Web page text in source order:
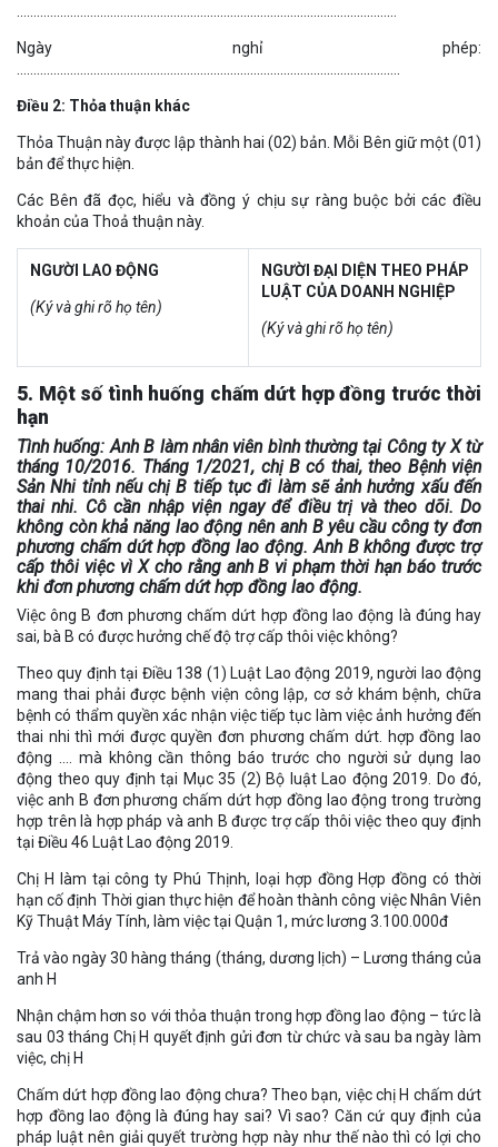
Ngày nghỉ phép:
Điều 2: Thỏa thuận khác
Thỏa Thuận này được lập thành hai (02) bản. Mỗi Bên giữ một (01)
bản để thực hiện.
Các Bên đã đọc, hiểu và đồng ý chịu sự ràng buộc bởi các điều
khoản của Thoả thuận này.
NGƯỜI LAO ĐỘNG
(Ký và ghi rõ họ tên)
NGƯỜI ĐẠI DIỆN THEO PHÁP
LUẬT CỦA DOANH NGHIỆP
(Ký và ghi rõ họ tên)
5. Một số tình huống chấm dứt hợp đồng trước thời
hạn
Tình huống: Anh B làm nhân viên bình thường tại Công ty X từ
tháng 10/2016. Tháng 1/2021, chị B có thai, theo Bệnh viện
Sản Nhi tỉnh nếu chị B tiếp tục đi làm sẽ ảnh hưởng xấu đến
thai nhi. Cô cần nhập viện ngay để điều trị và theo dõi. Do
không còn khả năng lao động nên anh B yêu cầu công ty đơn
phương chấm dứt hợp đồng lao động. Anh B không được trợ
cấp thôi việc vì X cho rằng anh B vi phạm thời hạn báo trước
khi đơn phương chấm dứt hợp đồng lao động.
Việc ông B đơn phương chấm dứt hợp đồng lao động là đúng hay
sai, bà B có được hưởng chế độ trợ cấp thôi việc không?
Theo quy định tại Điều 138 (1) Luật Lao động 2019, người lao động
mang thai phải được bệnh viện công lập, cơ sở khám bệnh, chữa
bệnh có thẩm quyền xác nhận việc tiếp tục làm việc ảnh hưởng đến
thai nhi thì mới được quyền đơn phương chấm dứt. hợp đồng lao
động …. mà không cần thông báo trước cho người sử dụng lao
động theo quy định tại Mục 35 (2) Bộ luật Lao động 2019. Do đó,
việc anh B đơn phương chấm dứt hợp đồng lao động trong trường
hợp trên là hợp pháp và anh B được trợ cấp thôi việc theo quy định
tại Điều 46 Luật Lao động 2019.
Chị H làm tại công ty Phú Thịnh, loại hợp đồng Hợp đồng có thời
hạn cố định Thời gian thực hiện để hoàn thành công việc Nhân Viên
Kỹ Thuật Máy Tính, làm việc tại Quận 1, mức lương 3.100.000đ
Trả vào ngày 30 hàng tháng (tháng, dương lịch) – Lương tháng của
anh H
Nhận chậm hơn so với thỏa thuận trong hợp đồng lao động – tức là
sau 03 tháng Chị H quyết định gửi đơn từ chức và sau ba ngày làm
việc, chị H
Chấm dứt hợp đồng lao động chưa? Theo bạn, việc chị H chấm dứt
hợp đồng lao động là đúng hay sai? Vì sao? Căn cứ quy định của
pháp luật nên giải quyết trường hợp này như thế nào thì có lợi cho